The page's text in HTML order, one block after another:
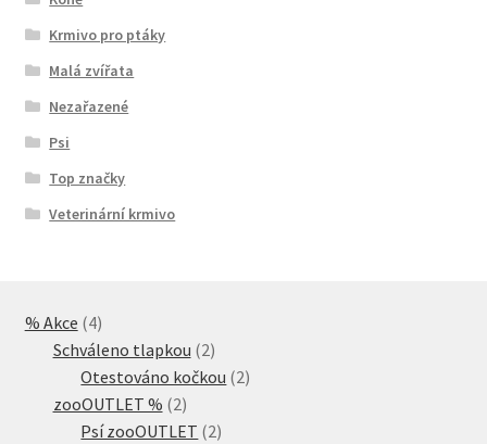
Krmivo pro ptáky
Malá zvířata
Nezařazené
Psi
Top značky
Veterinární krmivo
% Akce 44
produkty
Schváleno tlapkou 22
produkty
Otestováno kočkou 22
zooOUTLET % 22
produkty
Psí zooOUTLET 22